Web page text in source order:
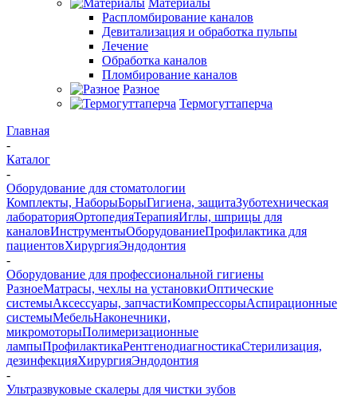
Материалы
Распломбирование каналов
Девитализация и обработка пульпы
Лечение
Обработка каналов
Пломбирование каналов
Разное
Термогуттаперча
Главная
-
Каталог
-
Оборудование для стоматологии
Комплекты, НаборыБорыГигиена, защитаЗуботехническая
лабораторияОртопедияТерапияИглы, шприцы для
каналовИнструментыОборудованиеПрофилактика для
пациентовХирургияЭндодонтия
-
Оборудование для профессиональной гигиены
РазноеМатрасы, чехлы на установкиОптические
системыАксессуары, запчастиКомпрессорыАспирационные
системыМебельНаконечники,
микромоторыПолимеризационные
лампыПрофилактикаРентгенодиагностикаСтерилизация,
дезинфекцияХирургияЭндодонтия
-
Ультразвуковые скалеры для чистки зубов